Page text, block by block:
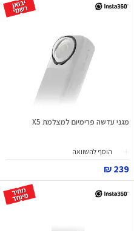
מגני עדשה פרימיום למצלמת X5
הוסף להשוואה
239 ₪